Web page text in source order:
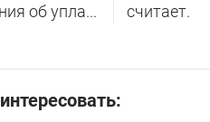
об упла...
считает.